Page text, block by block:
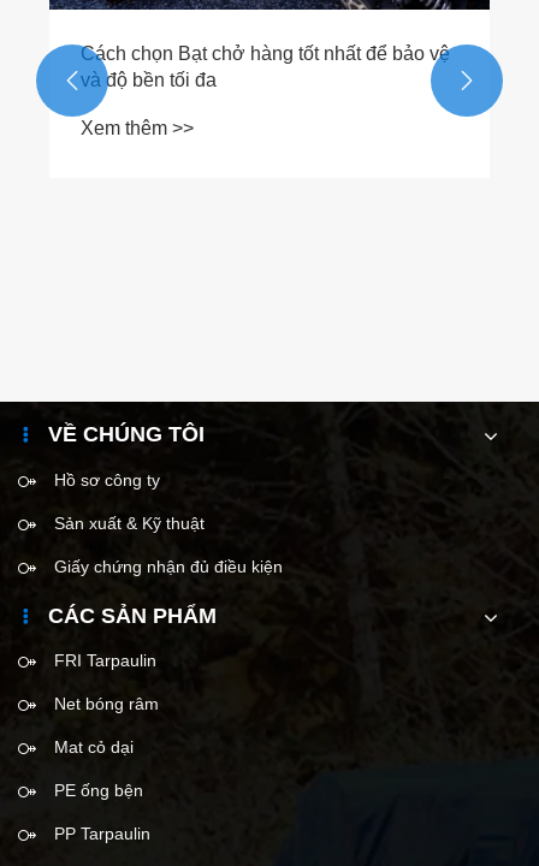
 
VỀ CHÚNG TÔI
Hồ sơ công ty
Sản xuất & Kỹ thuật
Giấy chứng nhận đủ điều kiện
CÁC SẢN PHẨM
FRI Tarpaulin
Net bóng râm
Mat cỏ dại
PE ống bện
PP Tarpaulin